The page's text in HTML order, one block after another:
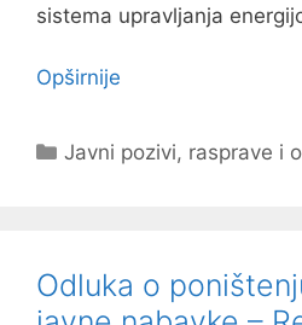
sistema upravljanja
Opširnije
Kategorije
Javni pozivi, rasprave i
Odluka o